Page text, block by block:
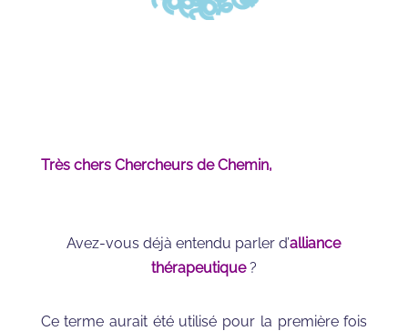
Très chers Chercheurs de Chemin,
Avez-vous déjà entendu parler d’alliance
thérapeutique?
Ce terme aurait été utilisé pour la première fois